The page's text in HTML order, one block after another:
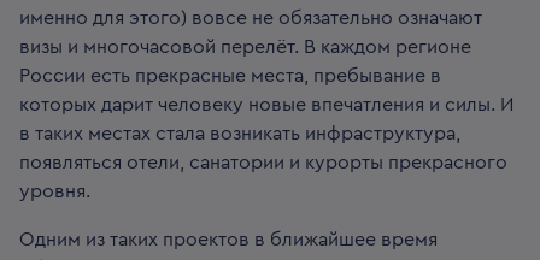
именно для этого) вовсе не обязательно означают
визы и многочасовой перелёт. В каждом регионе
России есть прекрасные места, пребывание в
которых дарит человеку новые впечатления и силы. И
в таких местах стала возникать инфраструктура,
появляться отели, санатории и курорты прекрасного
уровня.
Одним из таких проектов в ближайшее время